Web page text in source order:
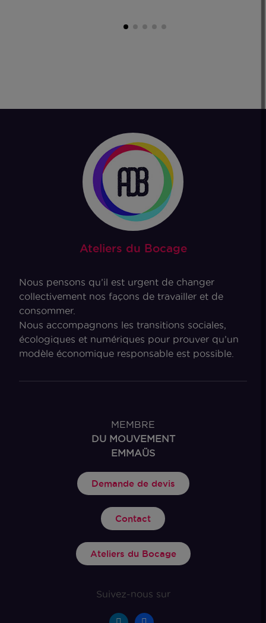
Ateliers du Bocage
Nous pensons qu’il est urgent de changer
collectivement nos façons de travailler et de
consommer.
Nous accompagnons les transitions sociales,
écologiques et numériques pour prouver qu’un
modèle économique responsable est possible.
MEMBRE
DU MOUVEMENT
EMMAÜS
Demande de devis
Contact
Ateliers du Bocage
Suivez-nous sur